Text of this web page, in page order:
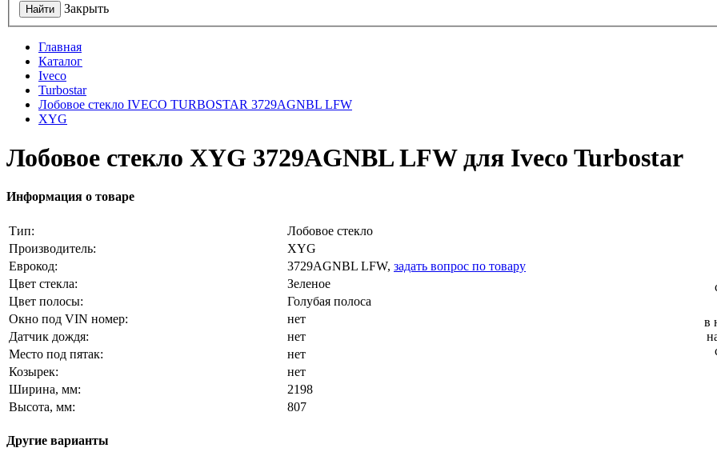
Найти Закрыть
Главная
Каталог
Iveco
Turbostar
Лобовое стекло IVECO TURBOSTAR 3729AGNBL LFW
XYG
Лобовое стекло XYG 3729AGNBL LFW для Iveco Turbostar
Информация о товаре
Тип: Лобовое стекло
в
Производитель:
XYG
Еврокод:
3729AGNBL LFW, задать вопрос по товару
Цвет стекла:
Зеленое
Цвет полосы:
Голубая полоса
Окно под VIN номер:
нет
Датчик дождя:
нет
Место под пятак:
нет
Козырек:
нет
Ширина, мм:
2198
Высота, мм:
807
Другие варианты